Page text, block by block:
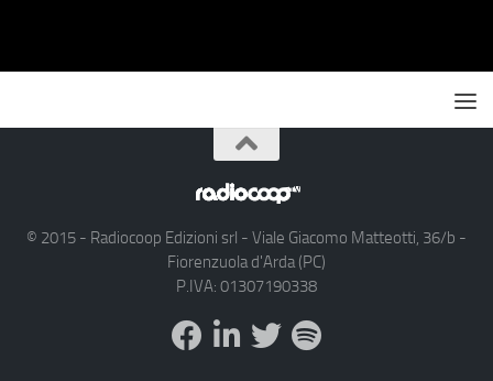
© 2015 - Radiocoop Edizioni srl - Viale Giacomo Matteotti, 36/b -
Fiorenzuola d'Arda (PC)
P.IVA: 01307190338